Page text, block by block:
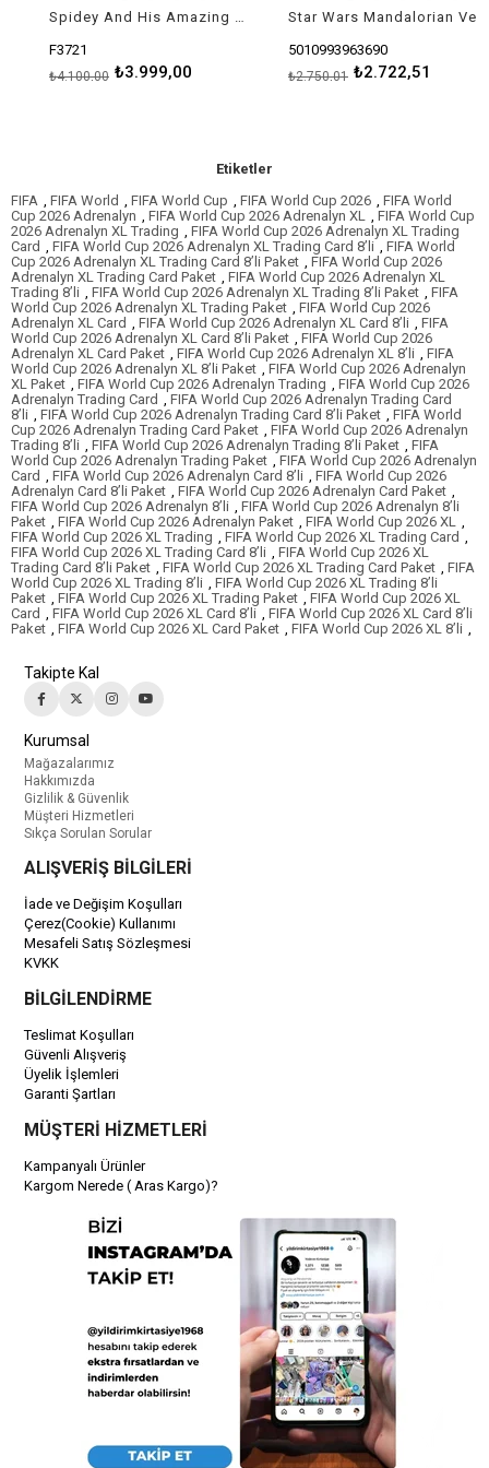
Spidey And His Amazing Friends Örümcek Komuta Aracı F3721
F3721
₺3.999,00
₺4.100,00
Star Wars Mandalorian Ve Grogu İnteraktif Elektronik İkili Figür F5194
5010993963690
₺2.722,51
₺2.750,01
Etiketler
FIFA
FIFA World FIFA World Cup FIFA World Cup 2026
FIFA World
Cup 2026 Adrenalyn
FIFA World Cup 2026 Adrenalyn XL
FIFA World Cup
2026 Adrenalyn XL Trading
FIFA World Cup 2026 Adrenalyn XL Trading
Card
FIFA World Cup 2026 Adrenalyn XL Trading Card 8’li
FIFA World
Cup 2026 Adrenalyn XL Trading Card 8’li Paket
FIFA World Cup 2026
Adrenalyn XL Trading Card Paket
FIFA World Cup 2026 Adrenalyn XL
Trading 8’li
FIFA World Cup 2026 Adrenalyn XL Trading 8’li Paket
FIFA
World Cup 2026 Adrenalyn XL Trading Paket
FIFA World Cup 2026
Adrenalyn XL Card
FIFA World Cup 2026 Adrenalyn XL Card 8’li
FIFA
World Cup 2026 Adrenalyn XL Card 8’li Paket
FIFA World Cup 2026
Adrenalyn XL Card Paket
FIFA World Cup 2026 Adrenalyn XL 8’li
FIFA
World Cup 2026 Adrenalyn XL 8’li Paket
FIFA World Cup 2026 Adrenalyn
XL Paket
FIFA World Cup 2026 Adrenalyn Trading
FIFA World Cup 2026
Adrenalyn Trading Card
FIFA World Cup 2026 Adrenalyn Trading Card
8’li
FIFA World Cup 2026 Adrenalyn Trading Card 8’li Paket
FIFA World
Cup 2026 Adrenalyn Trading Card Paket
FIFA World Cup 2026 Adrenalyn
Trading 8’li
FIFA World Cup 2026 Adrenalyn Trading 8’li Paket
FIFA
World Cup 2026 Adrenalyn Trading Paket
FIFA World Cup 2026 Adrenalyn
Card
FIFA World Cup 2026 Adrenalyn Card 8’li
FIFA World Cup 2026
Adrenalyn Card 8’li Paket
FIFA World Cup 2026 Adrenalyn Card Paket
FIFA World Cup 2026 Adrenalyn 8’li
FIFA World Cup 2026 Adrenalyn 8’li
Paket
FIFA World Cup 2026 Adrenalyn Paket FIFA World Cup 2026 XL
FIFA World Cup 2026 XL Trading
FIFA World Cup 2026 XL Trading Card
FIFA World Cup 2026 XL Trading Card 8’li
FIFA World Cup 2026 XL
Trading Card 8’li Paket
FIFA World Cup 2026 XL Trading Card Paket
FIFA
World Cup 2026 XL Trading 8’li
FIFA World Cup 2026 XL Trading 8’li
Paket
FIFA World Cup 2026 XL Trading Paket
FIFA World Cup 2026 XL
Card
FIFA World Cup 2026 XL Card 8’li
FIFA World Cup 2026 XL Card 8’li
Paket
FIFA World Cup 2026 XL Card Paket FIFA World Cup 2026 XL 8’li
Takipte Kal
Kurumsal
Mağazalarımız
Hakkımızda
Gizlilik & Güvenlik
Müşteri Hizmetleri
Sıkça Sorulan Sorular
ALIŞVERİŞ BİLGİLERİ
İade ve Değişim Koşulları
Çerez(Cookie) Kullanımı
Mesafeli Satış Sözleşmesi
KVKK
BİLGİLENDİRME
Teslimat Koşulları
Güvenli Alışveriş
Üyelik İşlemleri
Garanti Şartları
MÜŞTERİ HİZMETLERİ
Kampanyalı Ürünler
Kargom Nerede ( Aras Kargo)?